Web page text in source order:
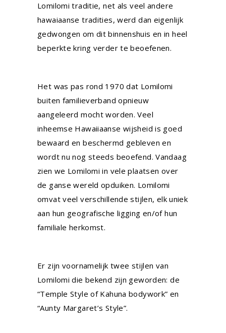
Lomilomi traditie, net als veel andere
hawaiaanse tradities, werd dan eigenlijk
gedwongen om dit binnenshuis en in heel
beperkte kring verder te beoefenen.
Het was pas rond 1970 dat Lomilomi
buiten familieverband opnieuw
aangeleerd mocht worden. Veel
inheemse Hawaiiaanse wijsheid is goed
bewaard en beschermd gebleven en
wordt nu nog steeds beoefend. Vandaag
zien we Lomilomi in vele plaatsen over
de ganse wereld opduiken. Lomilomi
omvat veel verschillende stijlen, elk uniek
aan hun geografische ligging en/of hun
familiale herkomst.
Er zijn voornamelijk twee stijlen van
Lomilomi die bekend zijn geworden: de
“Temple Style of Kahuna bodywork” en
“Aunty Margaret’s Style”.